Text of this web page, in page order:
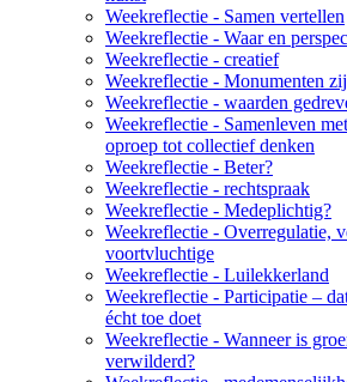
Weekreflectie - Samen vertellen
Weekreflectie - Waar en
Weekreflectie - creatief
Weekreflectie - Monumenten
Weekreflectie - waarden
Weekreflectie - Samenleven
oproep tot collectief denken
Weekreflectie - Beter?
Weekreflectie - rechtspraak
Weekreflectie - Medeplichtig?
Weekreflectie - Overregulatie,
voortvluchtige
Weekreflectie - Luilekkerland
Weekreflectie - Participatie –
écht toe doet
Weekreflectie - Wanneer is
verwilderd?